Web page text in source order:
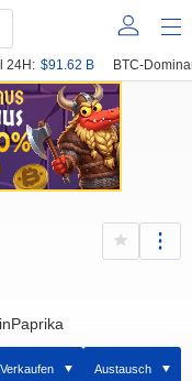
24H: $91.62 B BTC-
Verkaufen Austausch